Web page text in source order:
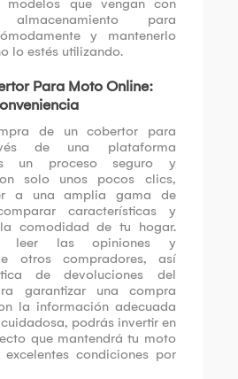
para
y mantenerlo
lo estés utilizando.
Para Moto Online:
de un cobertor para
de una plataforma
un proceso seguro y
solo unos pocos clics,
a una amplia gama de
características y
comodidad de tu hogar.
leer las opiniones y
otros compradores, así
de devoluciones del
garantizar una compra
la información adecuada
podrás invertir en
que mantendrá tu moto
condiciones por